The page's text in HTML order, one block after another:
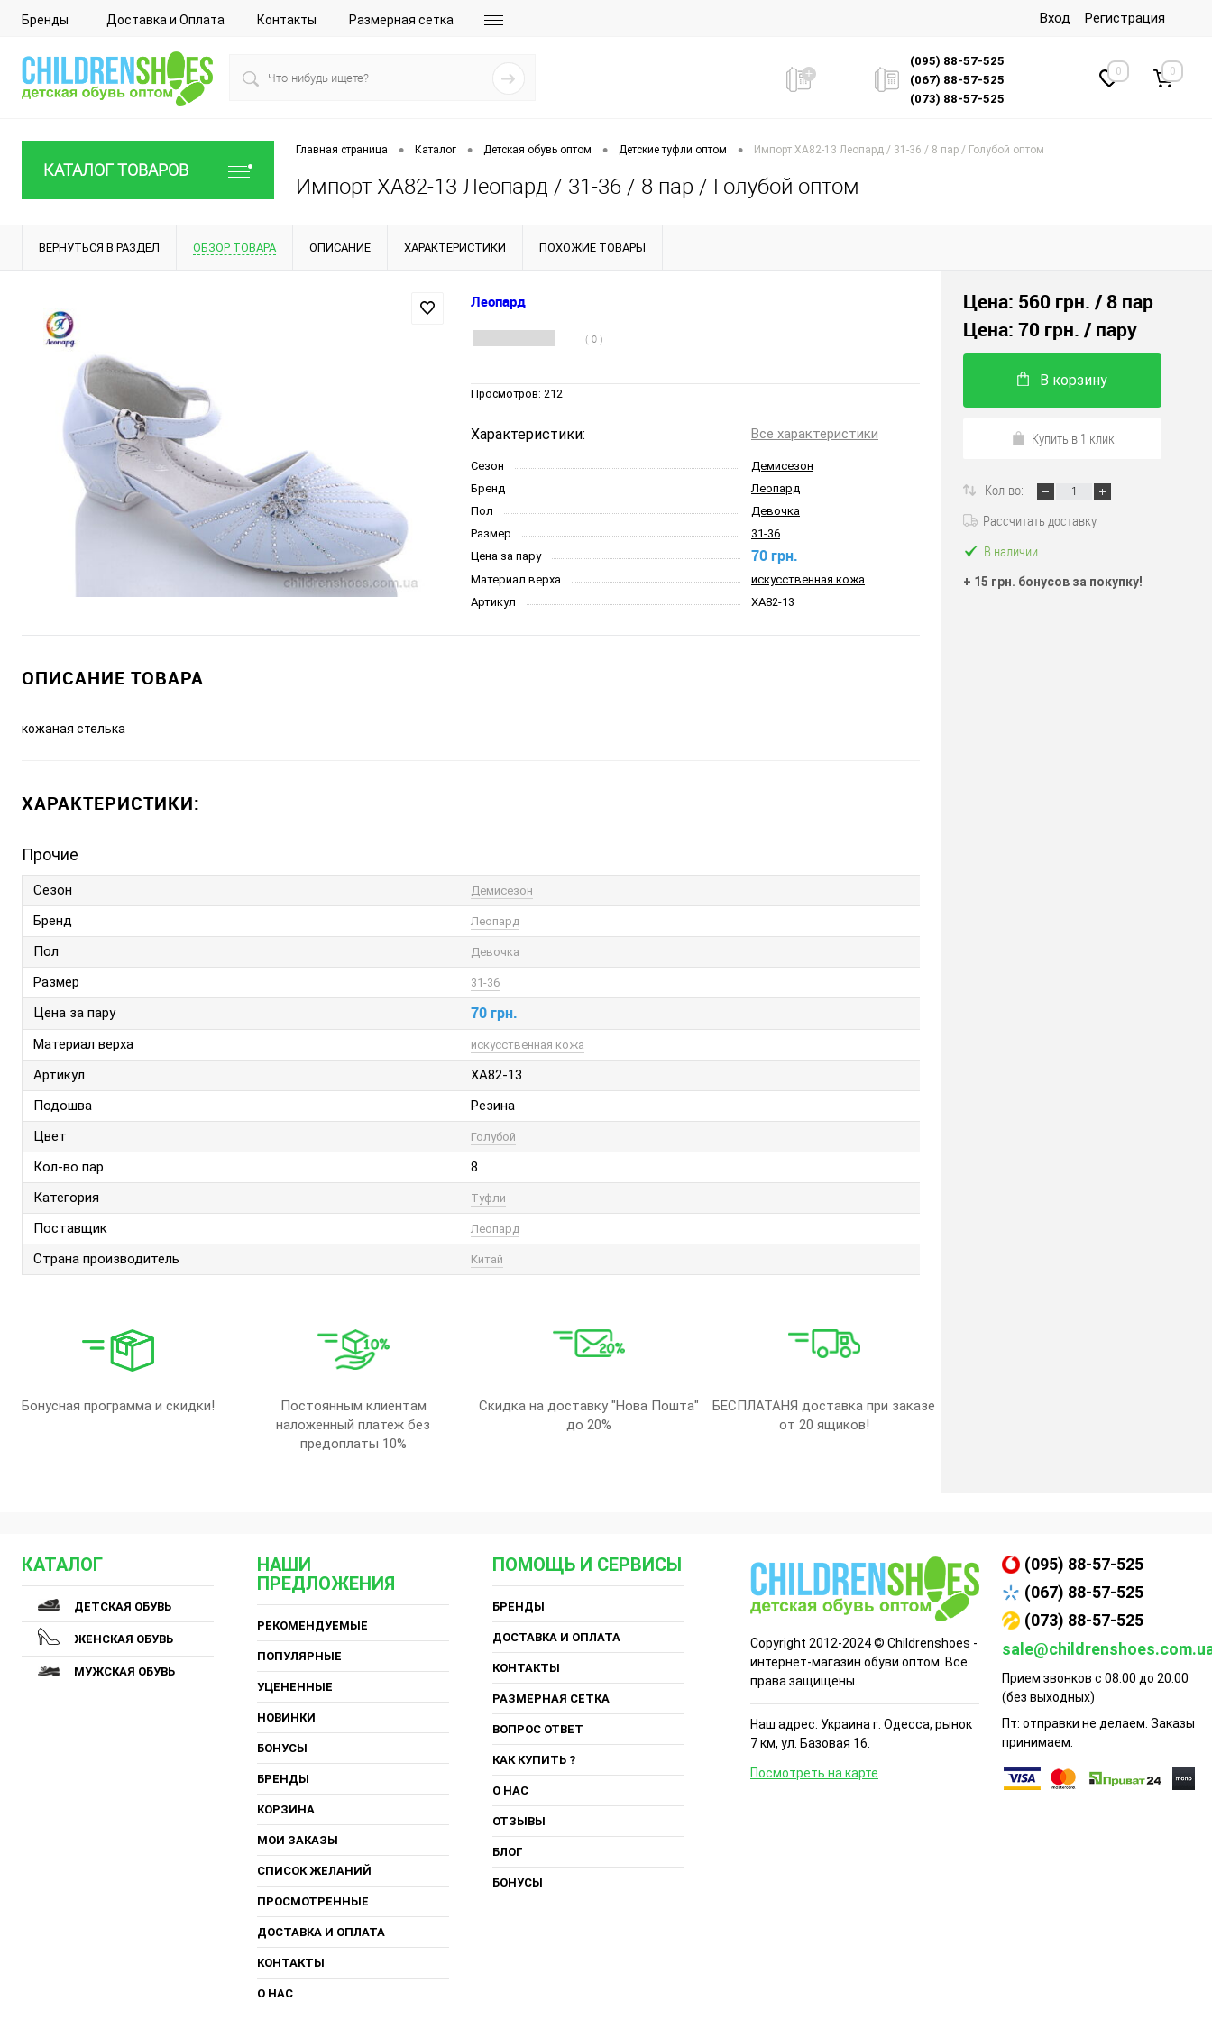
Бренды Доставка и Оплата Контакты Размерная сетка Вход Регистрация
(095) 88-57-525
(067) 88-57-525
(073) 88-57-525
0 0
КАТАЛОГ ТОВАРОВ
Главная страница • Каталог • Детская обувь оптом • Детские туфли оптом • Импорт XA82-13 Леопард / 31-36 / 8 пар / Голубой оптом
Импорт XA82-13 Леопард / 31-36 / 8 пар / Голубой оптом
ВЕРНУТЬСЯ В РАЗДЕЛ ОБЗОР ТОВАРА ОПИСАНИЕ ХАРАКТЕРИСТИКИ ПОХОЖИЕ ТОВАРЫ
Леопард
( 0 )
Просмотров: 212
Характеристики: Все характеристики
Сезон
Демисезон
Бренд
Леопард
Пол
Девочка
Размер
31-36
Цена за пару
70 грн.
Материал верха
искусственная кожа
Артикул
XA82-13
ОПИСАНИЕ ТОВАРА
кожаная стелька
ХАРАКТЕРИСТИКИ:
Прочие
Сезон Демисезон
Бренд Леопард
Пол Девочка
Размер 31-36
Цена за пару 70 грн.
Материал верха искусственная кожа
Артикул
XA82-13
Подошва
Резина
Цвет
Голубой
Кол-во пар
8
Категория
Туфли
Поставщик Леопард
Страна производитель Китай
Бонусная программа и скидки!
Постоянным клиентам
наложенный платеж без
предоплаты 10%
Скидка на доставку "Нова Пошта"
до 20%
БЕСПЛАТАНЯ доставка при заказе
от 20 ящиков!
Цена: 560 грн. / 8 пар
Цена: 70 грн. / пару
В корзину
Купить в 1 клик
Кол-во:
Рассчитать доставку
В наличии
+ 15 грн. бонусов за покупку!
КАТАЛОГ
ДЕТСКАЯ ОБУВЬ
ЖЕНСКАЯ ОБУВЬ
МУЖСКАЯ ОБУВЬ
НАШИ
ПРЕДЛОЖЕНИЯ
РЕКОМЕНДУЕМЫЕ
ПОПУЛЯРНЫЕ
УЦЕНЕННЫЕ
НОВИНКИ
БОНУСЫ
БРЕНДЫ
КОРЗИНА
МОИ ЗАКАЗЫ
СПИСОК ЖЕЛАНИЙ
ПРОСМОТРЕННЫЕ
ДОСТАВКА И ОПЛАТА
КОНТАКТЫ
О НАС
ПОМОЩЬ И СЕРВИСЫ
БРЕНДЫ
ДОСТАВКА И ОПЛАТА
КОНТАКТЫ
РАЗМЕРНАЯ СЕТКА
ВОПРОС ОТВЕТ
КАК КУПИТЬ ?
О НАС
ОТЗЫВЫ
БЛОГ
БОНУСЫ
Copyright 2012-2024 © Childrenshoes -
интернет-магазин обуви оптом. Все
права защищены.
Наш адрес: Украина г. Одесса, рынок
7 км, ул. Базовая 16.
Посмотреть на карте
(095) 88-57-525
(067) 88-57-525
(073) 88-57-525
Прием звонков с 08:00 до 20:00
(без выходных)
Пт: отправки не делаем. Заказы
принимаем.